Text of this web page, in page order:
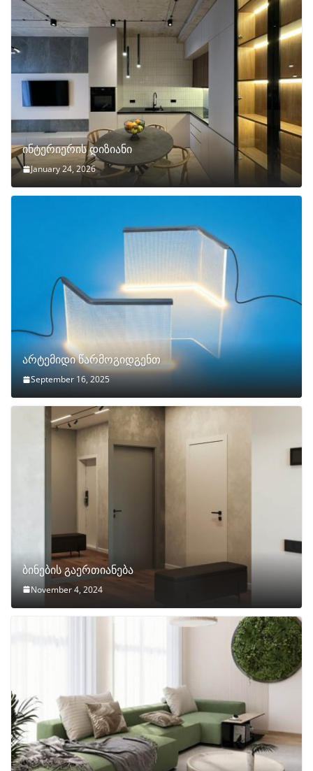
ინტერიერის დიზიანი
January 24, 2026
არტემიდი წარმოგიდგენთ
September 16, 2025
ბინების გაერთიანება
November 4, 2024